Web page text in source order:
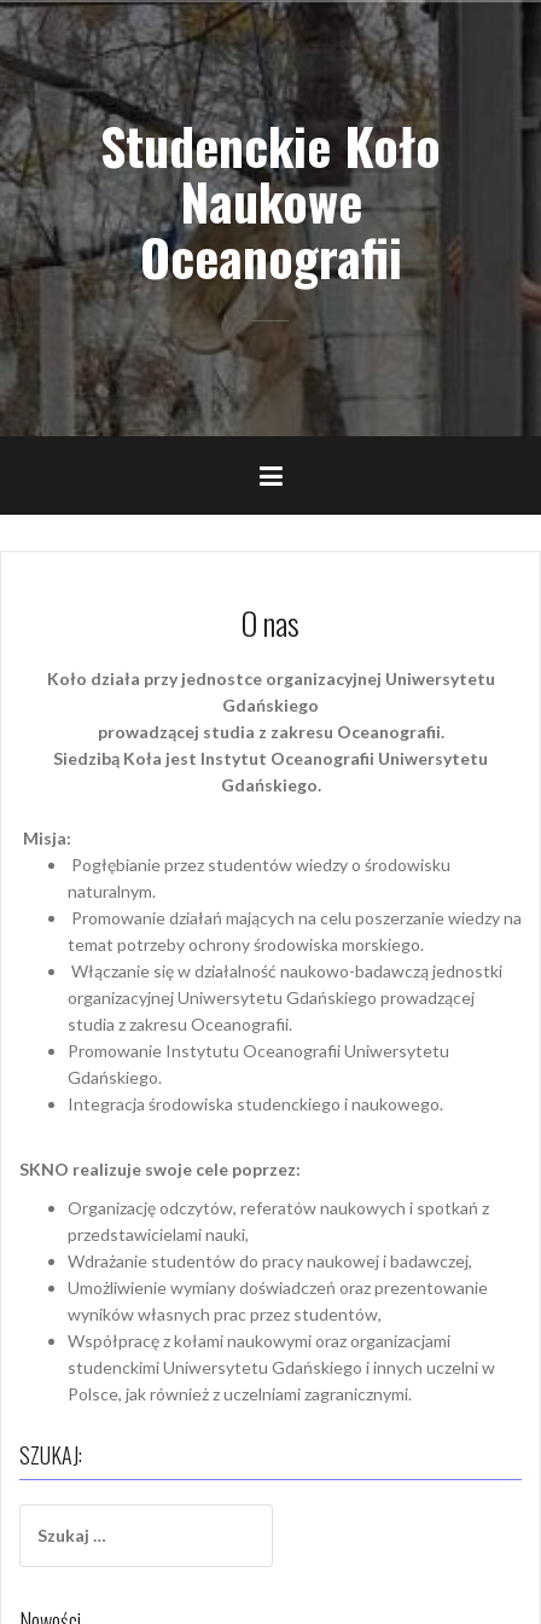
Skip
content
Studenckie Koło
Naukowe
Oceanografii
O nas
Koło działa przy jednostce organizacyjnej Uniwersytetu
Gdańskiego
prowadzącej studia z zakresu Oceanografii.
Siedzibą Koła jest Instytut Oceanografii Uniwersytetu
Gdańskiego.
Misja:
Pogłębianie przez studentów wiedzy o środowisku
naturalnym.
Promowanie działań mających na celu poszerzanie wiedzy na
temat potrzeby ochrony środowiska morskiego.
Włączanie się w działalność naukowo-badawczą jednostki
organizacyjnej Uniwersytetu Gdańskiego prowadzącej
studia z zakresu Oceanografii.
Promowanie Instytutu Oceanografii Uniwersytetu
Gdańskiego.
Integracja środowiska studenckiego i naukowego.
SKNO realizuje swoje cele poprzez:
Organizację odczytów, referatów naukowych i spotkań z
przedstawicielami nauki,
Wdrażanie studentów do pracy naukowej i badawczej,
Umożliwienie wymiany doświadczeń oraz prezentowanie
wyników własnych prac przez studentów,
Współpracę z kołami naukowymi oraz organizacjami
studenckimi Uniwersytetu Gdańskiego i innych uczelni w
Polsce, jak również z uczelniami zagranicznymi.
SZUKAJ: